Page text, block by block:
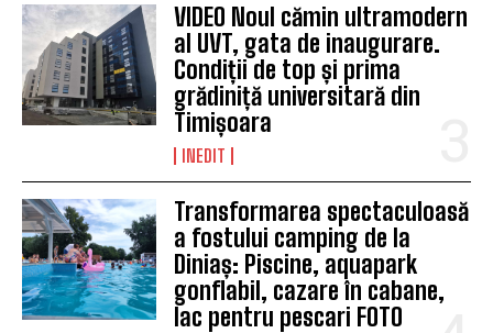
VIDEO Noul cămin ultramodern
al UVT, gata de inaugurare.
Condiții de top și prima
grădiniță universitară din
Timișoara
INEDIT
Transformarea spectaculoasă
a fostului camping de la
Diniaș: Piscine, aquapark
gonflabil, cazare în cabane,
lac pentru pescari FOTO